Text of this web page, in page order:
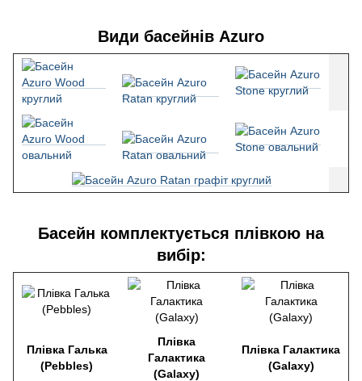
Види басейнів Azuro
Басейн комплектується плівкою на
вибір:
Плівка Галька
(Pebbles)
Плівка
Галактика
(Galaxy)
Плівка Галактика
(Galaxy)